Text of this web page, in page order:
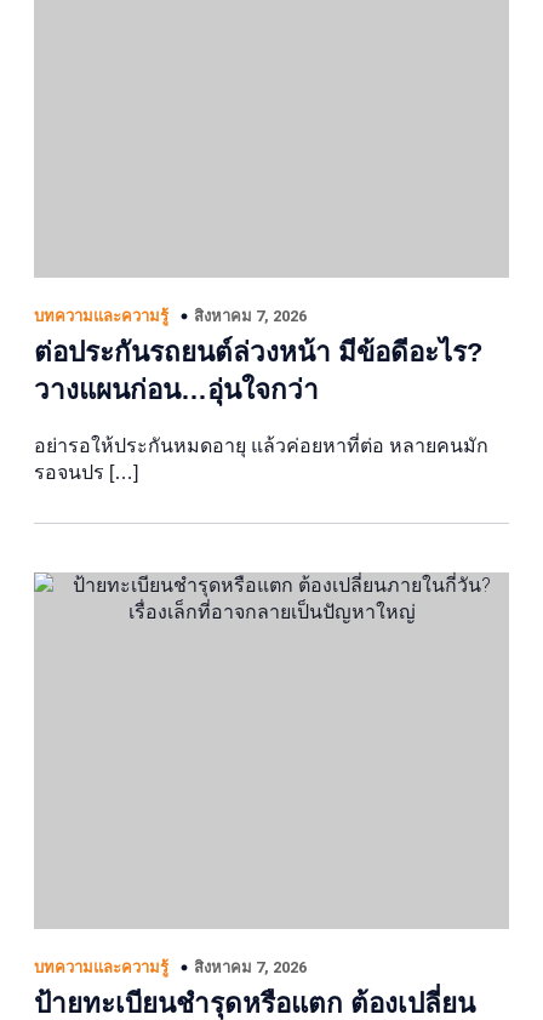
บทความและความรู้ สิงหาคม 7, 2026
ต่อประกันรถยนต์ล่วงหน้า มีข้อดีอะไร?
วางแผนก่อน…อุ่นใจกว่า
อย่ารอให้ประกันหมดอายุ แล้วค่อยหาที่ต่อ หลายคนมัก
รอจนปร […]
บทความและความรู้ สิงหาคม 7, 2026
ป้ายทะเบียนชำรุดหรือแตก ต้องเปลี่ยน